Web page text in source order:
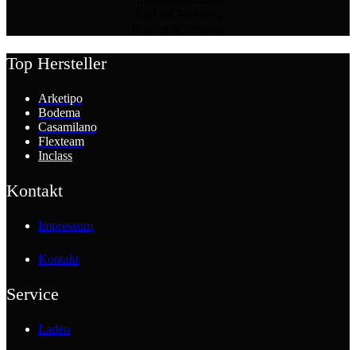
Top Hersteller
Arketipo
Bodema
Casamilano
Flexteam
Inclass
Kontakt
Impressum
Kontakt
Service
Laden